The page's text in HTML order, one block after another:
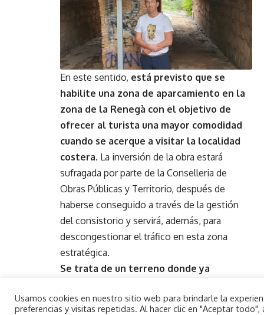
En este sentido, está previsto que se
habilite una zona de aparcamiento en la
zona de la Renegà con el objetivo de
ofrecer al turista una mayor comodidad
cuando se acerque a visitar la localidad
costera. La inversión de la obra estará
sufragada por parte de la Conselleria de
Obras Públicas y Territorio, después de
haberse conseguido a través de la gestión
del consistorio y servirá, además, para
descongestionar el tráfico en esta zona
estratégica.
Se trata de un terreno donde ya
los túneles, pero que no está
Usamos cookies en nuestro sitio web para brindarle la
preferencias y visitas repetidas. Al hacer clic en "Aceptar